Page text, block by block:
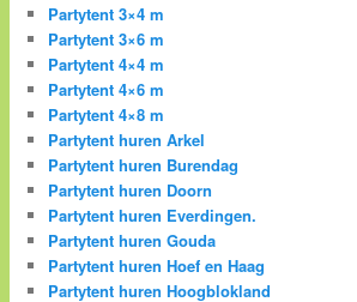
Partytent 3×4 m
Partytent 3×6 m
Partytent 4×4 m
Partytent 4×6 m
Partytent 4×8 m
Partytent huren Arkel
Partytent huren Burendag
Partytent huren Doorn
Partytent huren Everdingen.
Partytent huren Gouda
Partytent huren Hoef en Haag
Partytent huren Hoogblokland